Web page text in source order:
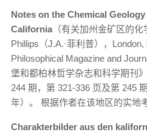
Notes on the Chemical
California （有关加州金矿区的
Phillips（J.A.·菲利普），
Philosophical Magazine and
堡和都柏林哲学杂志和科学期刊
244 期，第 321-336 页及第 245
年）。 根据作者在该地区的实地
Charakterbilder aus den